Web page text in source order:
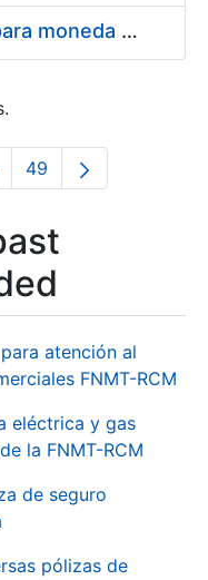
Suministro de estuches para moneda de 30 €
Pages Use
Page
49
atención al
FNMT-RCM
eléctrica y gas
la FNMT-RCM
de seguro
pólizas de